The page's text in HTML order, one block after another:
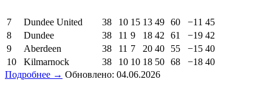
7 Dundee United 38 10 15 13 49 60 −11 45
8
Dundee 38 11 9 18 42 61 −19 42
9
Aberdeen 38 11 7 20 40 55 −15 40
10
Kilmarnock 38 10 10 18 50 68 −18 40
Подробнее → Обновлено: 04.06.2026